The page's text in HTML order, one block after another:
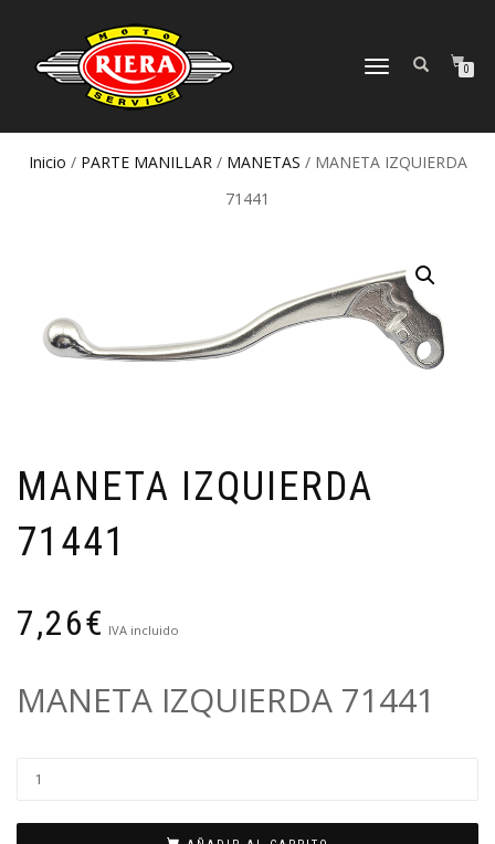
CAMBIAR
0
Inicio / PARTE MANILLAR/ MANETAS / MANETA IZQUIERDA
71441
MANETA IZQUIERDA
71441
7,26€ IVA incluido
MANETA IZQUIERDA 71441